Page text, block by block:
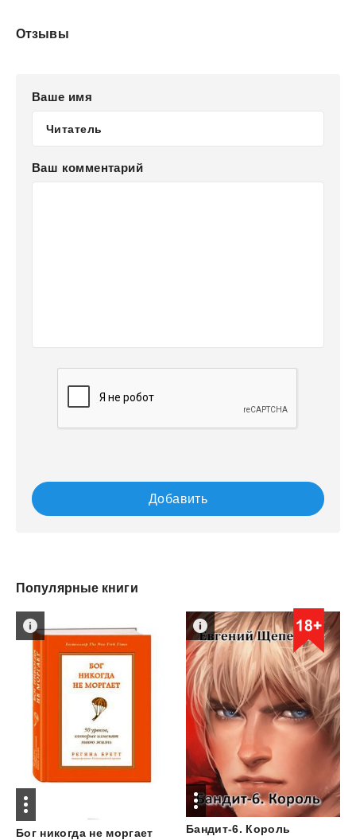
Отзывы
Ваше имя
Ваш комментарий
Добавить
Популярные книги
Бог никогда не моргает Бандит-6. Король